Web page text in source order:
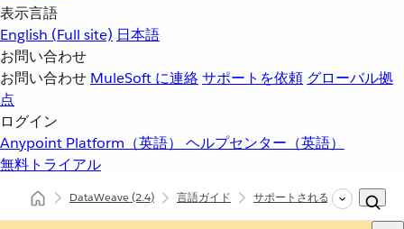
表示言語
English (Full site) 日本語
お問い合わせ
お問い合わせ MuleSoft に連絡サポートを依頼 グローバル拠
点
ログイン
Anypoint Platform（英語） ヘルプセンター（英語）
無料トライアル
DataWeave(2.4) 言語ガイド サポートされるデータ形式